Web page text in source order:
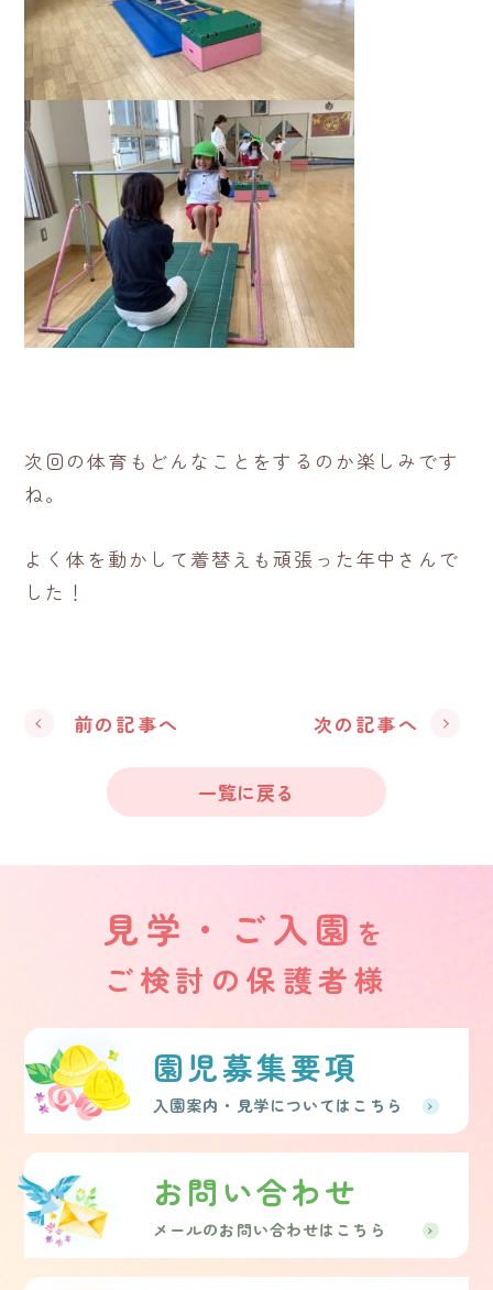
次回の体育もどんなことをするのか楽しみです
ね。
よく体を動かして着替えも頑張った年中さんで
した！
前の記事へ 次の記事へ
一覧に戻る
見学・ご入園 を
ご検討の保護者様
園児募集要項
入園案内・見学についてはこちら
お問い合わせ
メールのお問い合わせはこちら